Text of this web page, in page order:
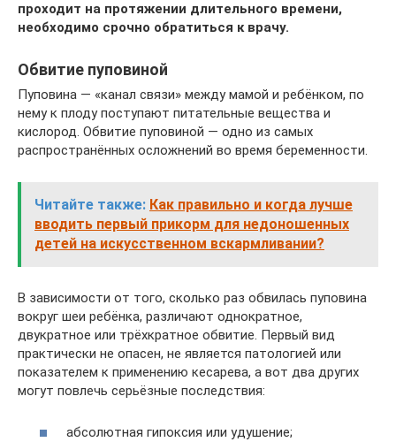
проходит на протяжении длительного времени,
необходимо срочно обратиться к врачу.
Обвитие пуповиной
Пуповина — «канал связи» между мамой и ребёнком, по
нему к плоду поступают питательные вещества и
кислород. Обвитие пуповиной — одно из самых
распространённых осложнений во время беременности.
Читайте также: Как правильно и когда лучше
вводить первый прикорм для недоношенных
детей на искусственном вскармливании?
В зависимости от того, сколько раз обвилась пуповина
вокруг шеи ребёнка, различают однократное,
двукратное или трёхкратное обвитие. Первый вид
практически не опасен, не является патологией или
показателем к применению кесарева, а вот два других
могут повлечь серьёзные последствия:
абсолютная гипоксия или удушение;